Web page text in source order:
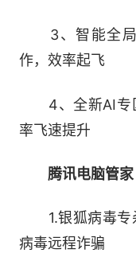
三大自研引擎，
【清理加速】
1、系统盘清理
全盘扫描虚拟
载文件，快速释放
3、智能全局
作，效率起飞
4、全新AI专区
率飞速提升
腾讯电脑管家
1.银狐病毒专
病毒远程诈骗